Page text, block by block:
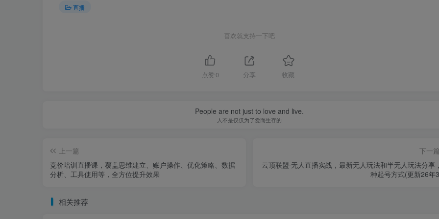
直播
喜欢就支持一下吧
点赞 0 分享 收藏
People are not just to love and live.
人不是仅仅为了爱而生存的
上一篇
竞价培训直播课，覆盖思维建立、账户操作、优化策略、数据
分析、工具使用等，全方位提升效果
下一篇
云顶联盟·无人直播实战，最新无人玩法和半无人玩法分享
种起号方式(更新26年
相关推荐